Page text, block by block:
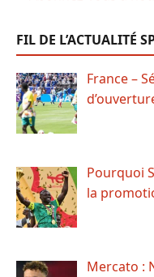
FIL DE L’ACTUALITÉ
France –
Pourquoi
la
Mercato :